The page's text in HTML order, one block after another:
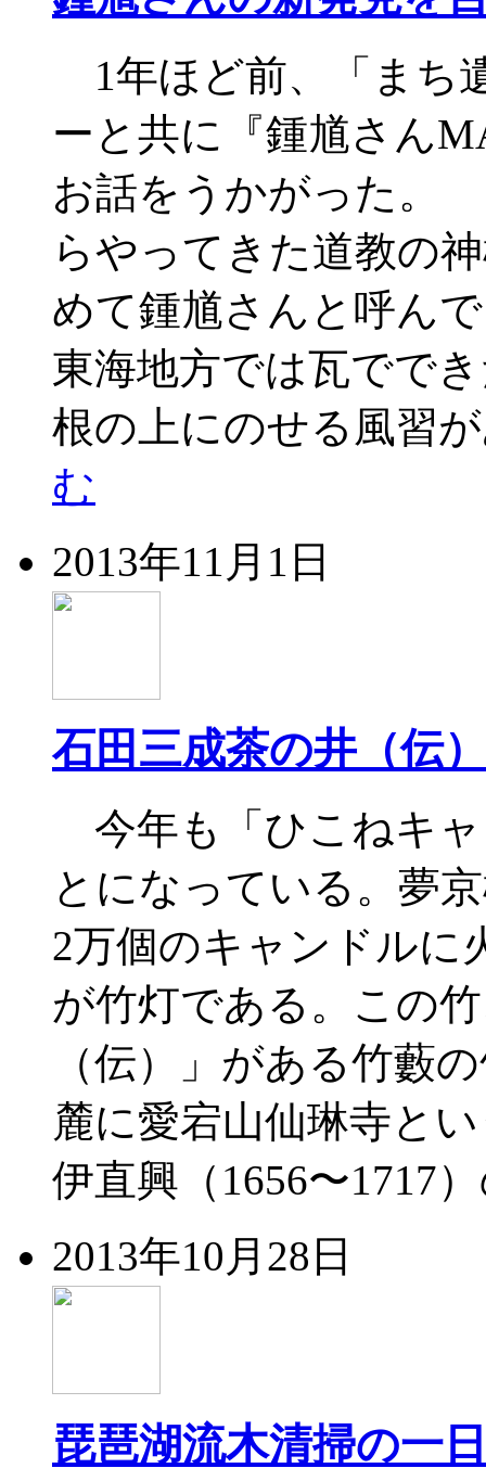
1年ほど前、「まち
ーと共に『鍾馗さん
お話をうかがった。
らやってきた道教の
めて鍾馗さんと呼ん
東海地方では瓦でで
根の上にのせる風習
む
2013年11月1日
石田三成茶の井（伝
今年も「ひこねキ
とになっている。夢
2万個のキャンドルに
が竹灯である。この
（伝）」がある竹藪
麓に愛宕山仙琳寺と
伊直興（1656〜1717
2013年10月28日
琵琶湖流木清掃の一日